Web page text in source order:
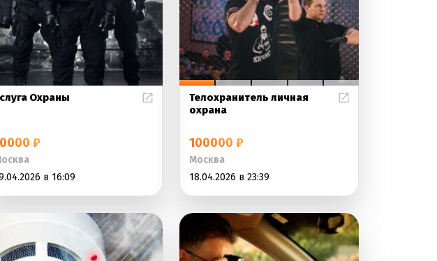
Охраны
₽
в 16:09
Телохранитель личная
охрана
100000 ₽
Москва
18.04.2026 в 23:39